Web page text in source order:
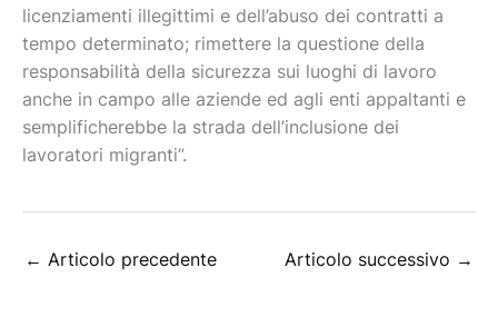
licenziamenti illegittimi e dell’abuso dei contratti a
tempo determinato; rimettere la questione della
responsabilità della sicurezza sui luoghi di lavoro
anche in campo alle aziende ed agli enti appaltanti e
semplificherebbe la strada dell’inclusione dei
lavoratori migranti”.
← Articolo precedente Articolo successivo →